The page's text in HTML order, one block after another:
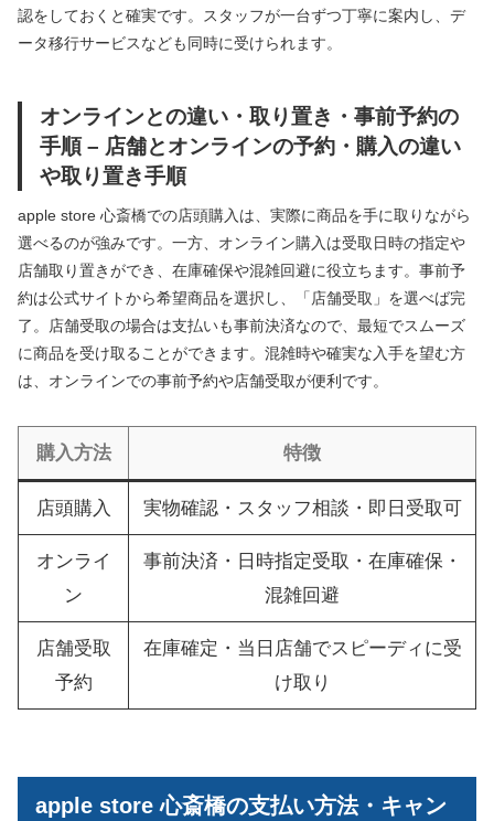
認をしておくと確実です。スタッフが一台ずつ丁寧に案内し、デ
ータ移行サービスなども同時に受けられます。
オンラインとの違い・取り置き・事前予約の
手順 – 店舗とオンラインの予約・購入の違い
や取り置き手順
apple store 心斎橋での店頭購入は、実際に商品を手に取りながら
選べるのが強みです。一方、オンライン購入は受取日時の指定や
店舗取り置きができ、在庫確保や混雑回避に役立ちます。事前予
約は公式サイトから希望商品を選択し、「店舗受取」を選べば完
了。店舗受取の場合は支払いも事前決済なので、最短でスムーズ
に商品を受け取ることができます。混雑時や確実な入手を望む方
は、オンラインでの事前予約や店舗受取が便利です。
購入方法 特徴
店頭購入 実物確認・スタッフ相談・即日受取可
オンライ
ン
事前決済・日時指定受取・在庫確保・
混雑回避
店舗受取
予約
在庫確定・当日店舗でスピーディに受
け取り
apple store 心斎橋の支払い方法・キャン